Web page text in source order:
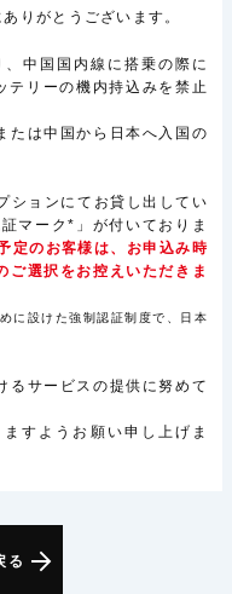
りがとうございます。
中国国内線に搭乗の際に
テリーの機内持込みを禁止
たは中国から日本へ入国の
ションにてお貸し出してい
マーク*」が付いておりま
定のお客様は、お申込み時
ご選択をお控えいただきま
に設けた強制認証制度で、日本
るサービスの提供に努めて
すようお願い申し上げま
る